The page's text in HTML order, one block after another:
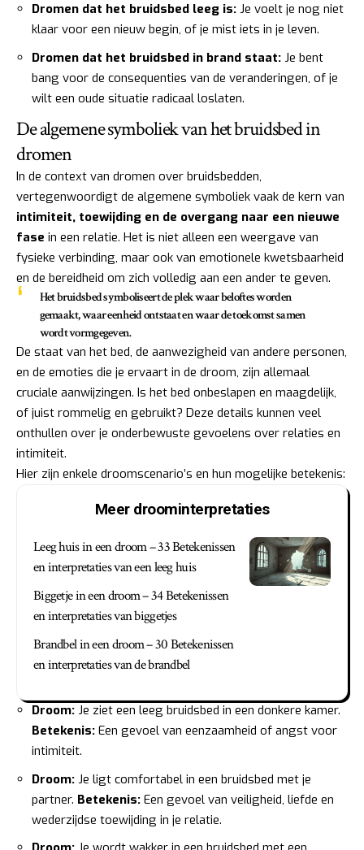
Dromen dat het bruidsbed leeg is: Je voelt je nog niet
klaar voor een nieuw begin, of je mist iets in je leven.
Dromen dat het bruidsbed in brand staat: Je bent
bang voor de consequenties van de veranderingen, of je
wilt een oude situatie radicaal loslaten.
De algemene symboliek van het bruidsbed in
dromen
In de context van dromen over bruidsbedden,
vertegenwoordigt de algemene symboliek vaak de kern van
intimiteit, toewijding en de overgang naar een nieuwe
fase in een relatie. Het is niet alleen een weergave van
fysieke verbinding, maar ook van emotionele kwetsbaarheid
en de bereidheid om zich volledig aan een ander te geven.
Het bruidsbed symboliseert de plek waar beloftes worden
gemaakt, waar eenheid ontstaat en waar de toekomst samen
wordt vormgegeven.
De staat van het bed, de aanwezigheid van andere personen,
en de emoties die je ervaart in de droom, zijn allemaal
cruciale aanwijzingen. Is het bed onbeslapen en maagdelijk,
of juist rommelig en gebruikt? Deze details kunnen veel
onthullen over je onderbewuste gevoelens over relaties en
intimiteit.
Hier zijn enkele droomscenario’s en hun mogelijke betekenis:
Meer droominterpretaties
Leeg huis in een droom – 33 Betekenissen
en interpretaties van een leeg huis
Biggetje in een droom – 34 Betekenissen
en interpretaties van biggetjes
Brandbel in een droom – 30 Betekenissen
en interpretaties van de brandbel
Droom: Je ziet een leeg bruidsbed in een donkere kamer.
Betekenis: Een gevoel van eenzaamheid of angst voor
intimiteit.
Droom: Je ligt comfortabel in een bruidsbed met je
partner. Betekenis: Een gevoel van veiligheid, liefde en
wederzijdse toewijding in je relatie.